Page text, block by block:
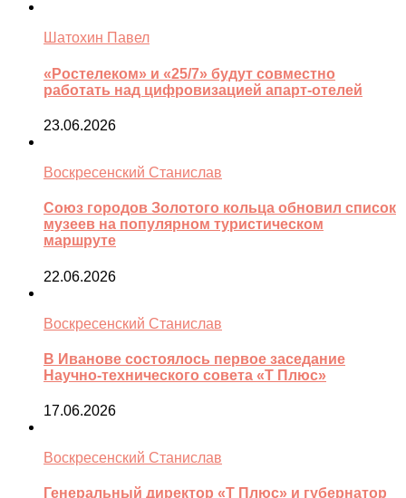
Шатохин Павел
«Ростелеком» и «25/7» будут совместно
работать над цифровизацией апарт-отелей
23.06.2026
Воскресенский Станислав
Союз городов Золотого кольца обновил список
музеев на популярном туристическом
маршруте
22.06.2026
Воскресенский Станислав
В Иванове состоялось первое заседание
Научно-технического совета «Т Плюс»
17.06.2026
Воскресенский Станислав
Генеральный директор «Т Плюс» и губернатор